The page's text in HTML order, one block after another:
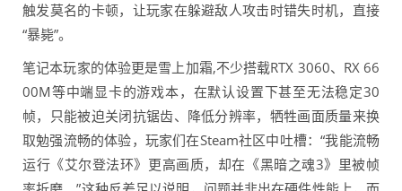
触发莫名的卡顿，让玩家在躲避敌人攻击时错失时机，直接
“暴毙”。
笔记本玩家的体验更是雪上加霜,不少搭载RTX 3060、RX 66
00M等中端显卡的游戏本，在默认设置下甚至无法稳定30
帧，只能被迫关闭抗锯齿、降低分辨率，牺牲画面质量来换
取勉强流畅的体验，玩家们在Steam社区中吐槽：“我能流畅
运行《艾尔登法环》更高画质，却在《黑暗之魂3》里被帧